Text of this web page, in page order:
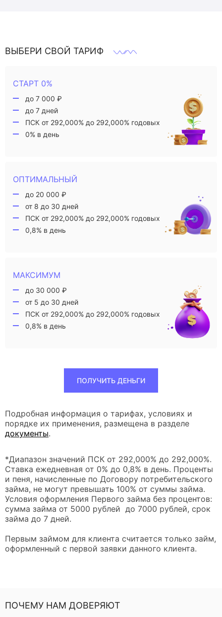
ВЫБЕРИ СВОЙ ТАРИФ
СТАРТ 0%
до 7 000 ₽
до 7 дней
ПСК от 292,000% до 292,000% годовых
0% в день
ОПТИМАЛЬНЫЙ
до 20 000 ₽
от 8 до 30 дней
ПСК от 292,000% до 292,000% годовых
0,8% в день
МАКСИМУМ
до 30 000 ₽
от 5 до 30 дней
ПСК от 292,000% до 292,000% годовых
0,8% в день
ПОЛУЧИТЬ ДЕНЬГИ
Подробная информация о тарифах, условиях и
порядке их применения, размещена в разделе
документы.
*Диапазон значений ПСК от 292,000% до 292,000%.
Ставка ежедневная от 0% до 0,8% в день. Проценты
и пеня, начисленные по Договору потребительского
займа, не могут превышать 100% от суммы займа.
Условия оформления Первого займа без процентов:
сумма займа от 5000 рублей до 7000 рублей, срок
займа до 7 дней.
Первым займом для клиента считается только займ,
оформленный с первой заявки данного клиента.
ПОЧЕМУ НАМ ДОВЕРЯЮТ